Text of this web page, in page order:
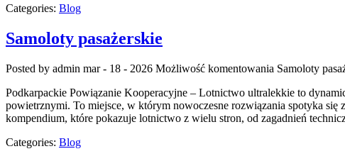
Categories: Blog
Samoloty pasażerskie
Posted by admin mar - 18 - 2026 Możliwość komentowania Samoloty
Podkarpackie Powiązanie Kooperacyjne – Lotnictwo ultralekkie to
powietrznymi. To miejsce, w którym nowoczesne rozwiązania spotyka się
kompendium, które pokazuje lotnictwo z wielu stron, od zagadnień
Categories: Blog